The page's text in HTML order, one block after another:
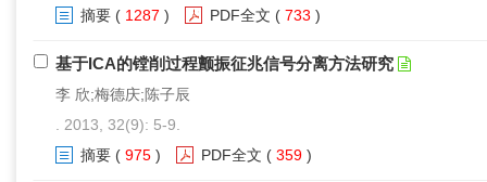
摘要 ( 1287 ) PDF全文 ( 733 )
基于ICA的镗削过程颤振征兆信号分离方法研究
李 欣;梅德庆;陈子辰
. 2013, 32(9): 5-9.
摘要 ( 975 ) PDF全文 ( 359 )